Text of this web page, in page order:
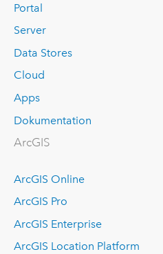
Portal
Server
Data Stores
Cloud
Apps
Dokumentation
ArcGIS
ArcGIS Online
ArcGIS Pro
ArcGIS Enterprise
ArcGIS Location Platform